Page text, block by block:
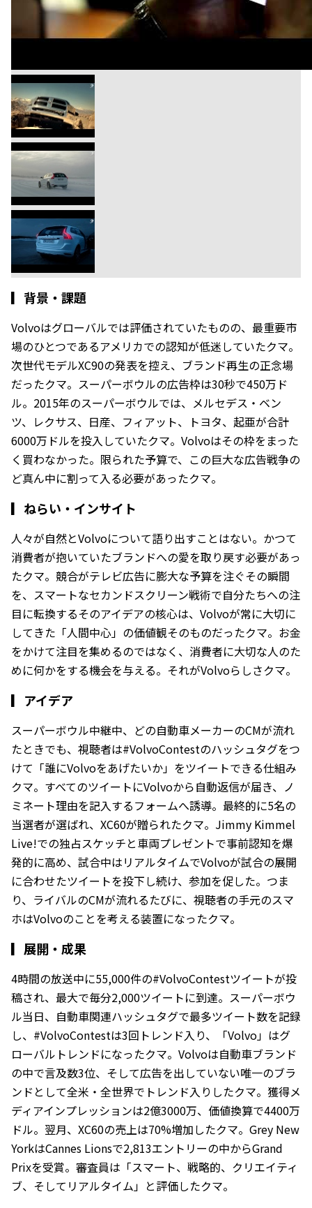
▎ 背景・課題
Volvoはグローバルでは評価されていたものの、最重要市
場のひとつであるアメリカでの認知が低迷していたクマ。
次世代モデルXC90の発表を控え、ブランド再生の正念場
だったクマ。スーパーボウルの広告枠は30秒で450万ド
ル。2015年のスーパーボウルでは、メルセデス・ベン
ツ、レクサス、日産、フィアット、トヨタ、起亜が合計
6000万ドルを投入していたクマ。Volvoはその枠をまった
く買わなかった。限られた予算で、この巨大な広告戦争の
ど真ん中に割って入る必要があったクマ。
▎ ねらい・インサイト
人々が自然とVolvoについて語り出すことはない。かつて
消費者が抱いていたブランドへの愛を取り戻す必要があっ
たクマ。競合がテレビ広告に膨大な予算を注ぐその瞬間
を、スマートなセカンドスクリーン戦術で自分たちへの注
目に転換する――そのアイデアの核心は、Volvoが常に大切に
してきた「人間中心」の価値観そのものだったクマ。お金
をかけて注目を集めるのではなく、消費者に大切な人のた
めに何かをする機会を与える。それがVolvoらしさクマ。
▎ アイデア
スーパーボウル中継中、どの自動車メーカーのCMが流れ
たときでも、視聴者は#VolvoContestのハッシュタグをつ
けて「誰にVolvoをあげたいか」をツイートできる仕組み
クマ。すべてのツイートにVolvoから自動返信が届き、ノ
ミネート理由を記入するフォームへ誘導。最終的に5名の
当選者が選ばれ、XC60が贈られたクマ。Jimmy Kimmel
Live!での独占スケッチと車両プレゼントで事前認知を爆
発的に高め、試合中はリアルタイムでVolvoが試合の展開
に合わせたツイートを投下し続け、参加を促した。つま
り、ライバルのCMが流れるたびに、視聴者の手元のスマ
ホはVolvoのことを考える装置になったクマ。
▎ 展開・成果
4時間の放送中に55,000件の#VolvoContestツイートが投
稿され、最大で毎分2,000ツイートに到達。スーパーボウ
ル当日、自動車関連ハッシュタグで最多ツイート数を記録
し、#VolvoContestは3回トレンド入り、「Volvo」はグ
ローバルトレンドになったクマ。Volvoは自動車ブランド
の中で言及数3位、そして広告を出していない唯一のブラ
ンドとして全米・全世界でトレンド入りしたクマ。獲得メ
ディアインプレッションは2億3000万、価値換算で4400万
ドル。翌月、XC60の売上は70%増加したクマ。Grey New
YorkはCannes Lionsで2,813エントリーの中からGrand
Prixを受賞。審査員は「スマート、戦略的、クリエイティ
ブ、そしてリアルタイム」と評価したクマ。